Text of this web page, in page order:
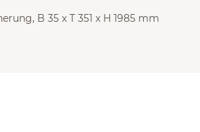
B 35 x T 351 x H 1985 mm